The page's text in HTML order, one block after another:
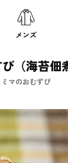
メンズ
（海苔佃
マのおむずび